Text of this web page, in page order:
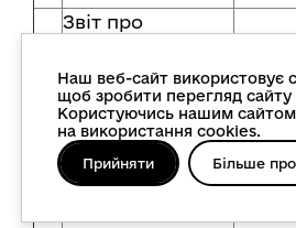
Звіт про
паспорту
бюджетної
програми
обласної
військової
Наш веб-сайт використовує
щоб зробити перегляд
Користуючись нашим
на використання cookies.
Прийняти Більше